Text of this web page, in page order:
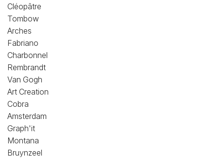
Cléopâtre
Tombow
Arches
Fabriano
Charbonnel
Rembrandt
Van Gogh
Art Creation
Cobra
Amsterdam
Graph'it
Montana
Bruynzeel